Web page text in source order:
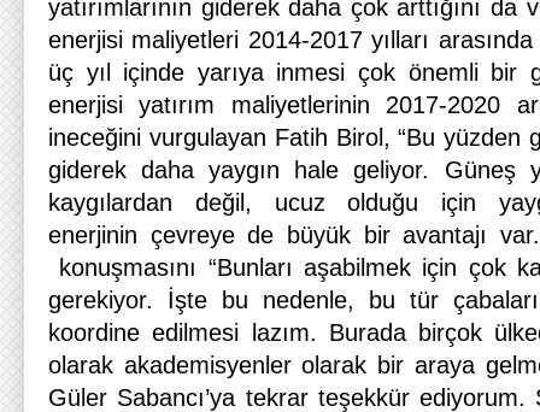
yatırımlarının giderek daha çok arttığını da
enerjisi maliyetleri 2014-2017 yılları
üç yıl içinde yarıya inmesi çok önemli bir
enerjisi yatırım maliyetlerinin 2017-2020
ineceğini vurgulayan Fatih Birol, “Bu yüzden
giderek daha yaygın hale geliyor. Güneş
kaygılardan değil, ucuz olduğu için
enerjinin çevreye de büyük bir avantajı
konuşmasını “Bunları aşabilmek için çok
gerekiyor. İşte bu nedenle, bu tür
koordine edilmesi lazım. Burada birçok
olarak akademisyenler olarak bir araya
Güler Sabancı’ya tekrar teşekkür ediyorum.